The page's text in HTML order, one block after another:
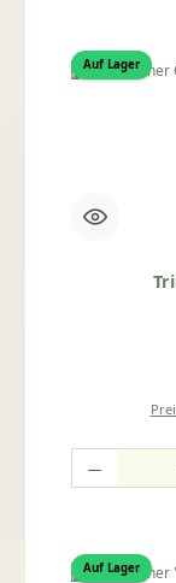
Auf Lager
Auf Lager